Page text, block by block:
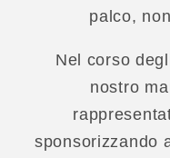
palco,
Nel corso
nostro
sponsorizzando